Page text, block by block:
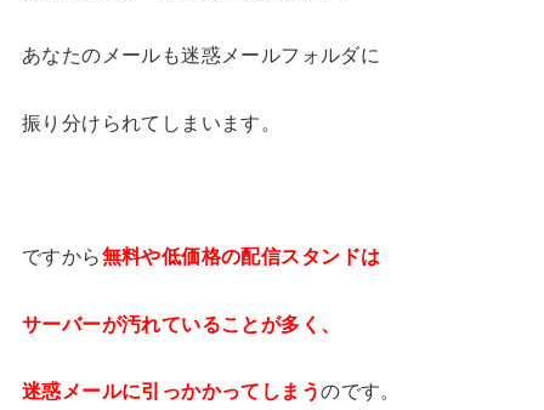
あなたのメールも迷惑メールフォルダに
振り分けられてしまいます。
ですから無料や低価格の配信スタンドは
サーバーが汚れていることが多く、
迷惑メールに引っかかってしまうのです。